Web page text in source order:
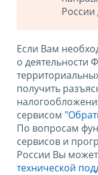
России
Если Вам
о деятельности
получить
сервисом
По вопросам
сервисов и
России Вы
технической